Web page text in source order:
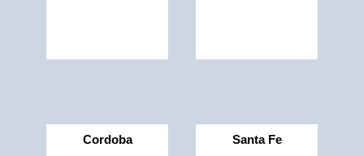
Cordoba Santa Fe